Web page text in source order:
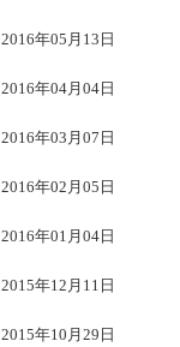
2016年05月13日
2016年04月04日
2016年03月07日
2016年02月05日
2016年01月04日
2015年12月11日
2015年10月29日